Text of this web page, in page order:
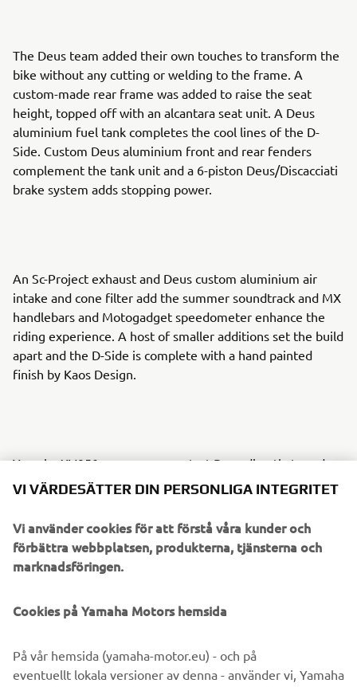
The Deus team added their own touches to transform the
bike without any cutting or welding to the frame. A
custom-made rear frame was added to raise the seat
height, topped off with an alcantara seat unit. A Deus
aluminium fuel tank completes the cool lines of the D-
Side. Custom Deus aluminium front and rear fenders
complement the tank unit and a 6-piston Deus/Discacciati
brake system adds stopping power.
An Sc-Project exhaust and Deus custom aluminium air
intake and cone filter add the summer soundtrack and MX
handlebars and Motogadget speedometer enhance the
riding experience. A host of smaller additions set the build
apart and the D-Side is complete with a hand painted
finish by Kaos Design.
Yamaha XV950 owners can contact Deus directly to order
selected items from the build, or go the whole hog and
Get in touch with Deus to enquire here:deuscustoms.com
VI VÄRDESÄTTER DIN PERSONLIGA INTEGRITET
Vi använder cookies för att förstå våra kunder och
förbättra webbplatsen, produkterna, tjänsterna och
marknadsföringen.
Cookies på Yamaha Motors hemsida
På vår hemsida (yamaha-motor.eu) - och på
eventuellt lokala versioner av denna - använder vi, Yamaha